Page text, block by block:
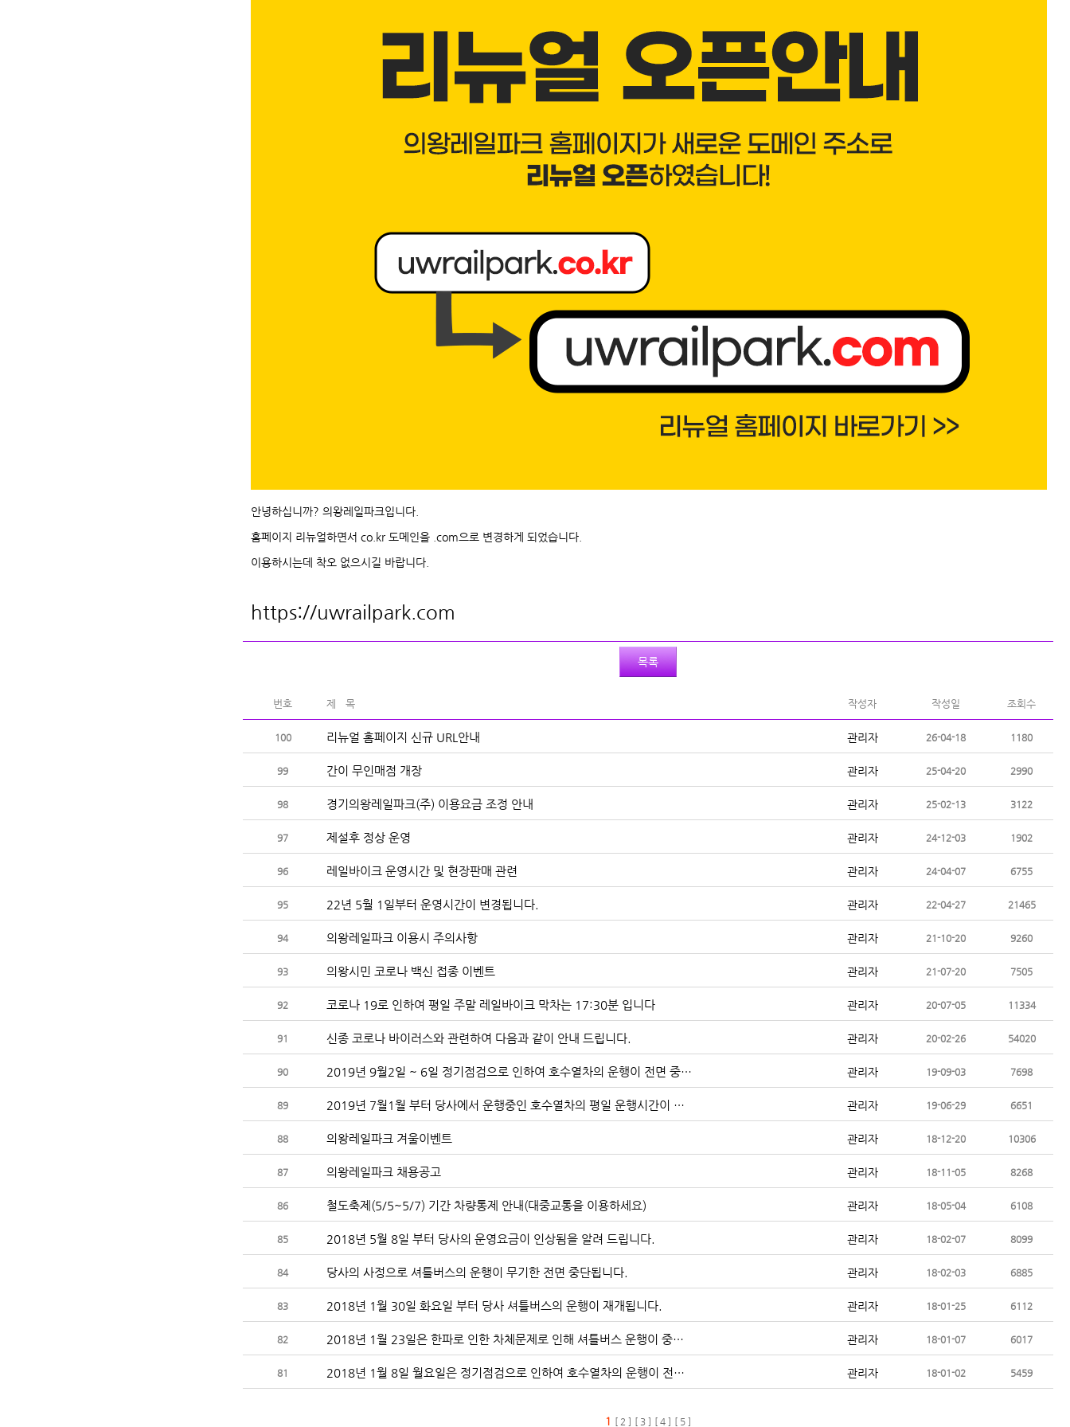
안녕하십니까? 의왕레일파크입니다.
홈페이지 리뉴얼하면서 co.kr 도메인을 .com으로 변경하게 되었습니다.
이용하시는데 착오 없으시길 바랍니다.
https://uwrailpark.com
목록
번호 제 목 작성자 작성일 조회수
100 리뉴얼 홈페이지 신규 URL안내 관리자 26-04-18 1180
99 간이 무인매점 개장 관리자 25-04-20 2990
98 경기의왕레일파크(주) 이용요금 조정 안내 관리자 25-02-13 3122
97 제설후 정상 운영 관리자 24-12-03 1902
96 레일바이크 운영시간 및 현장판매 관련 관리자 24-04-07 6755
95 22년 5월 1일부터 운영시간이 변경됩니다. 관리자 22-04-27 21465
94 의왕레일파크 이용시 주의사항 관리자 21-10-20 9260
93 의왕시민 코로나 백신 접종 이벤트 관리자 21-07-20 7505
92 코로나 19로 인하여 평일 주말 레일바이크 막차는 17:30분 입니다 관리자 20-07-05 11334
91 신종 코로나 바이러스와 관련하여 다음과 같이 안내 드립니다. 관리자 20-02-26 54020
90 2019년 9월2일 ~ 6일 정기점검으로 인하여 호수열차의 운행이 전면 중단 됩니다. 관리자 19-09-03 7698
89 2019년 7월1월 부터 당사에서 운행중인 호수열차의 평일 운행시간이 변경됩니다. 관리자 19-06-29 6651
88 의왕레일파크 겨울이벤트 관리자 18-12-20 10306
87 의왕레일파크 채용공고 관리자 18-11-05 8268
86 철도축제(5/5~5/7) 기간 차량통제 안내(대중교통을 이용하세요) 관리자 18-05-04 6108
85 2018년 5월 8일 부터 당사의 운영요금이 인상됨을 알려 드립니다. 관리자 18-02-07 8099
84 당사의 사정으로 셔틀버스의 운행이 무기한 전면 중단됩니다. 관리자 18-02-03 6885
83 2018년 1월 30일 화요일 부터 당사 셔틀버스의 운행이 재개됩니다. 관리자 18-01-25 6112
82 2018년 1월 23일은 한파로 인한 차체문제로 인해 셔틀버스 운행이 중단됩니다. 관리자 18-01-07 6017
81 2018년 1월 8일 월요일은 정기점검으로 인하여 호수열차의 운행이 전면 중단 됩니다. 관리자 18-01-02 5459
1 [ 2 ] [ 3 ] [ 4 ] [ 5 ]